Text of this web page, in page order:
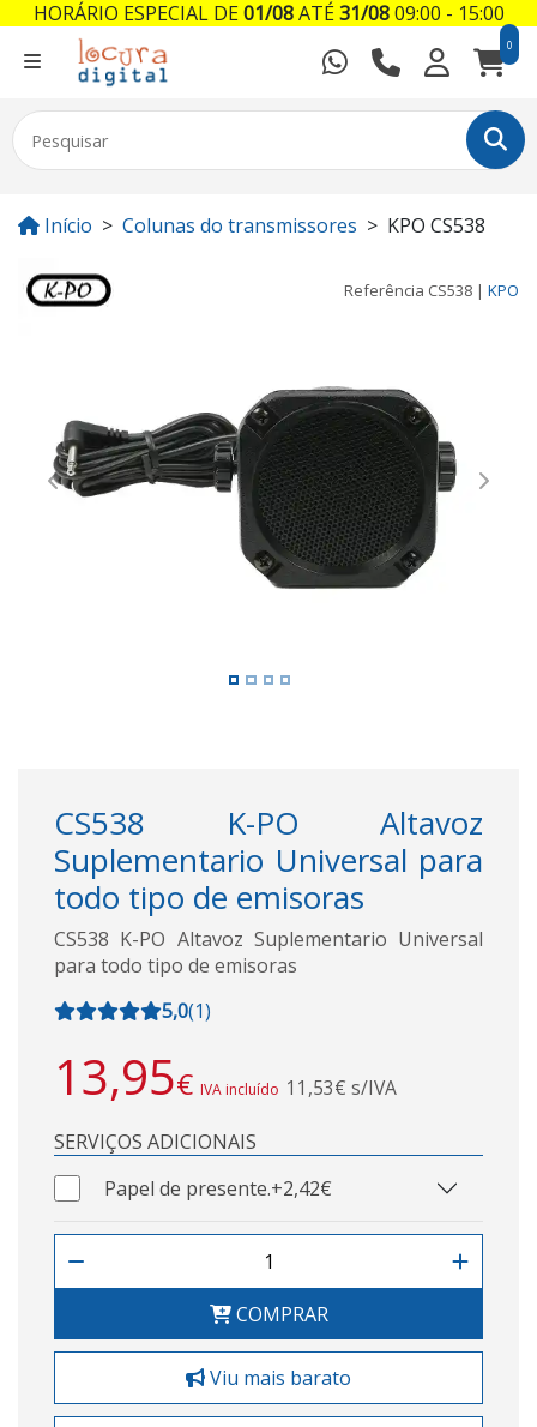
0
Início Colunas do transmissores KPO CS538
Referência CS538 | KPO
Previous Next
CS538 K-PO Altavoz
Suplementario Universal para
todo tipo de emisoras
CS538 K-PO Altavoz Suplementario Universal
para todo tipo de emisoras
5,0(1)
13,95€ IVA incluído 11,53€ s/IVA
SERVIÇOS ADICIONAIS
Papel de presente.+2,42€
COMPRAR
Viu mais barato
HORÁRIO ESPECIAL DE01/08ATÉ31/0809:00 - 15:00